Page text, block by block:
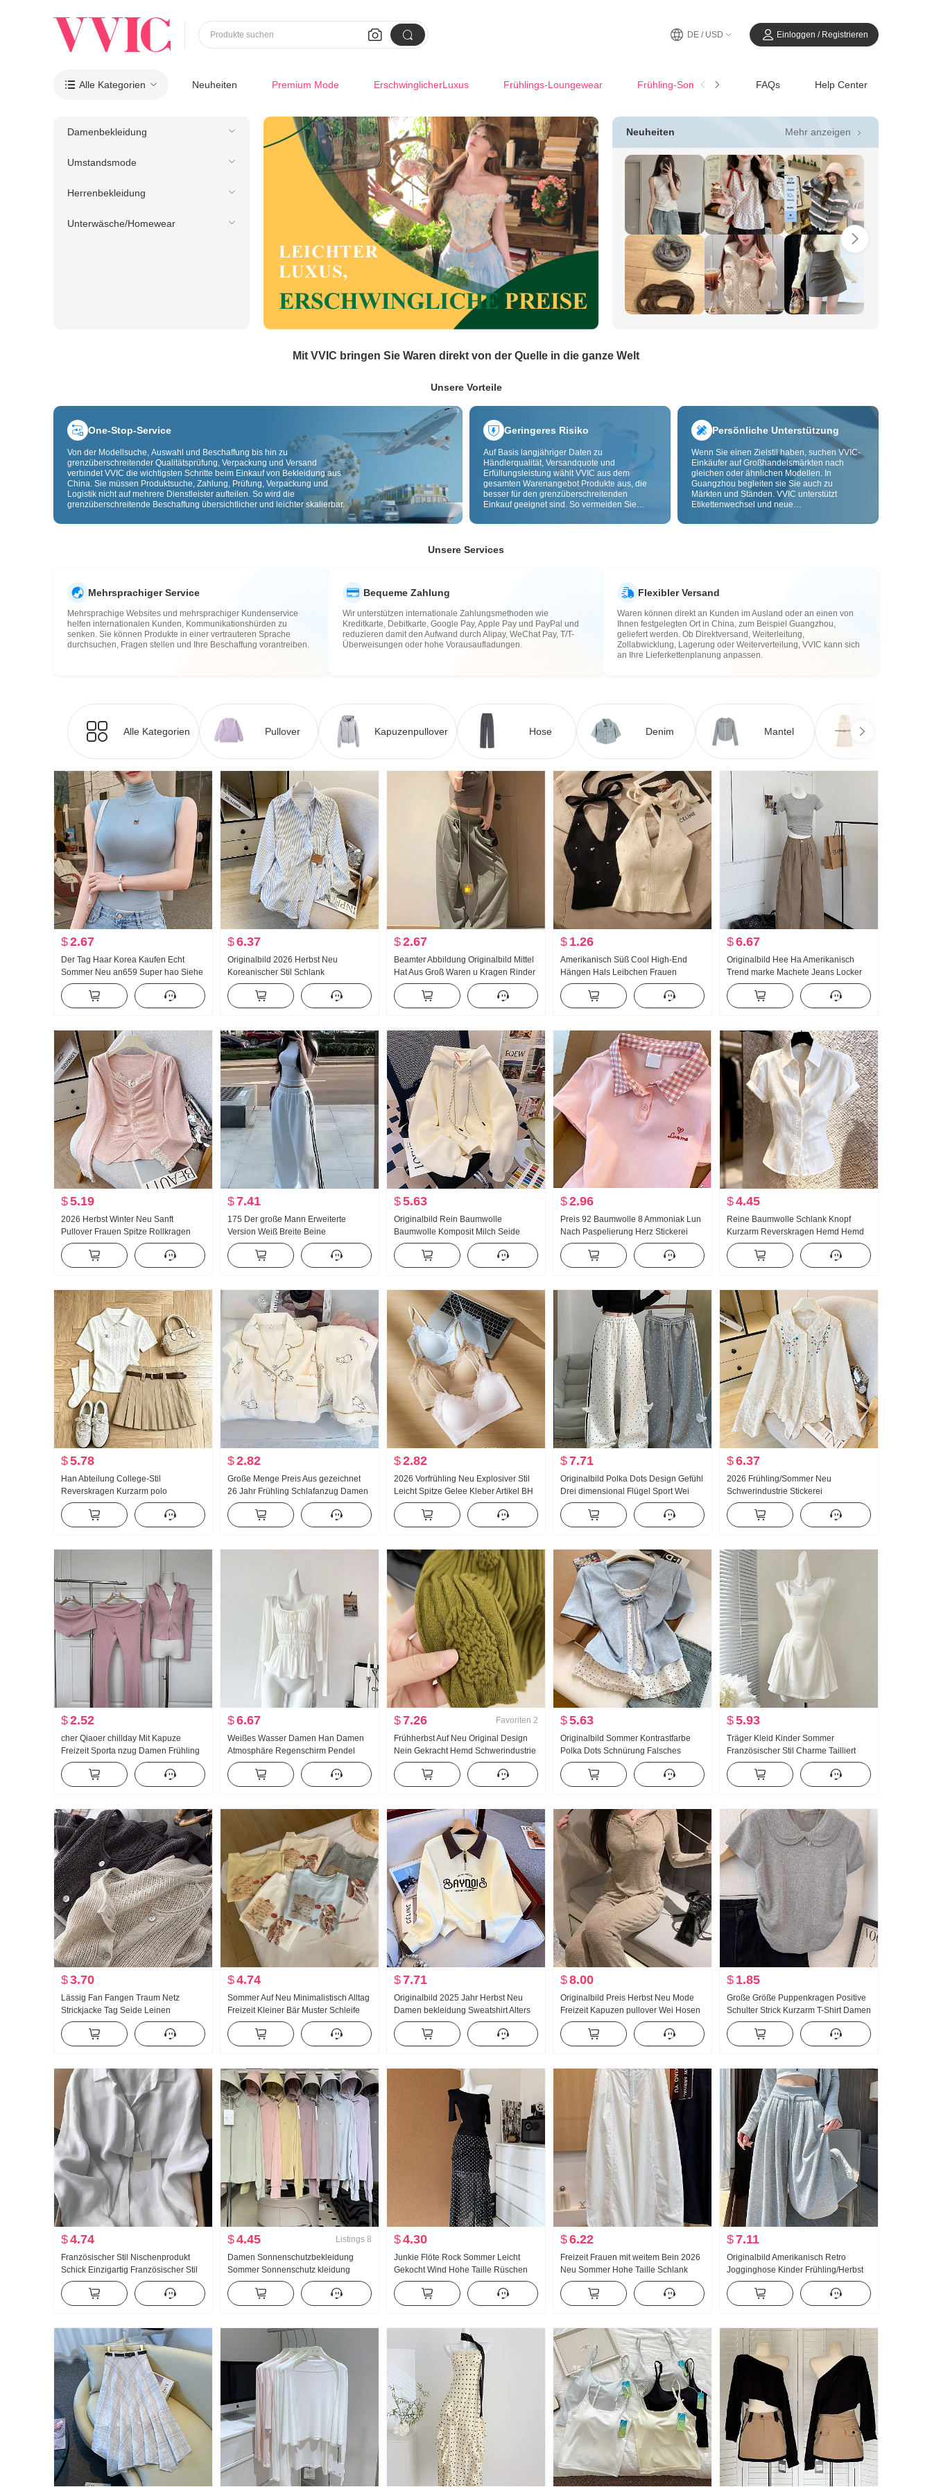
 
Produkte suchen DE / USD Einloggen / Registrieren
 Alle Kategorien Neuheiten Premium Mode ErschwinglicherLuxus Frühlings-Loungewear Frühling-SommerCasual FAQs Help Center
Damenbekleidung
Umstandsmode
Herrenbekleidung
Unterwäsche/Homewear
Neuheiten Mehr anzeigen 
Mit VVIC bringen Sie Waren direkt von der Quelle in die ganze Welt
Unsere Vorteile
One-Stop-Service
Von der Modellsuche, Auswahl und Beschaffung bis hin zu
grenzüberschreitender Qualitätsprüfung, Verpackung und Versand
verbindet VVIC die wichtigsten Schritte beim Einkauf von Bekleidung aus
China. Sie müssen Produktsuche, Zahlung, Prüfung, Verpackung und
Logistik nicht auf mehrere Dienstleister aufteilen. So wird die
grenzüberschreitende Beschaffung übersichtlicher und leichter skalierbar.
Geringeres Risiko
Auf Basis langjähriger Daten zu
Händlerqualität, Versandquote und
Erfüllungsleistung wählt VVIC aus dem
gesamten Warenangebot Produkte aus, die
besser für den grenzüberschreitenden
Einkauf geeignet sind. So vermeiden Sie
riskante Artikel. Cross-Border-
zusätzlich Risiken bei Qualität,
Persönliche Unterstützung
Wenn Sie einen Zielstil haben, suchen VVIC-
Einkäufer auf Großhandelsmärkten nach
gleichen oder ähnlichen Modellen. In
Guangzhou begleiten sie Sie auch zu
Märkten und Ständen. VVIC unterstützt
Etikettenwechsel und neue
Anpassung nach Bild oder Muster, damit Ihre
Unsere Services
Mehrsprachiger Service
Mehrsprachige Websites und mehrsprachiger Kundenservice
helfen internationalen Kunden, Kommunikationshürden zu
senken. Sie können Produkte in einer vertrauteren Sprache
durchsuchen, Fragen stellen und Ihre Beschaffung vorantreiben.
Bequeme Zahlung
Wir unterstützen internationale Zahlungsmethoden wie
Kreditkarte, Debitkarte, Google Pay, Apple Pay und PayPal und
reduzieren damit den Aufwand durch Alipay, WeChat Pay, T/T-
Überweisungen oder hohe Vorausaufladungen.
Flexibler Versand
Waren können direkt an Kunden im Ausland oder an einen von
Ihnen festgelegten Ort in China, zum Beispiel Guangzhou,
geliefert werden. Ob Direktversand, Weiterleitung,
Zollabwicklung, Lagerung oder Weiterverteilung, VVIC kann sich
an Ihre Lieferkettenplanung anpassen.
Alle Kategorien Pullover Kapuzenpullover Hose Denim Mantel
$2.67
Der Tag Haar Korea Kaufen Echt
Sommer Neu an659 Super hao Siehe
Muschel Farbe Mikro Durch
Rollkragen Grundieren T-Shirt
$6.37
Originalbild 2026 Herbst Neu
Koreanischer Stil Schlank
Ausländische Atmosphäre Design
Gefühl Nischenprodukt Gestreift
Tailliert Langarm Hemd Frauen
$2.67
Beamter Abbildung Originalbild Mittel
Hat Aus Groß Waren u Kragen Rinder
knochen Schnalle I-Zeichen Weste
Träger Breite Beine Bodenlang Sport
Lange Hose Anzug
$ 1.26
Amerikanisch Süß Cool High-End
Hängen Hals Leibchen Frauen
Sommer Außerhalb zu tragen
Innerhalb Nehmen Unterhemd Spicy
Girl Strick Bandeau Top
$6.67
Originalbild Hee Ha Amerikanisch
Trend marke Machete Jeans Locker
Breite Beine Freizeit Hose
$5.19
2026 Herbst Winter Neu Sanft
Pullover Frauen Spitze Rollkragen
Verdickt Strickpullover Damen Design
Gefühl Spitze Langarm Top
$7.41
175 Der große Mann Erweiterte
Version Weiß Breite Beine
Jogginghose Damen Frühling/Herbst
Neu Vielseitig kombinierbar Gestreift
Freizeit Bodenlang Hose
$5.63
Originalbild Rein Baumwolle
Baumwolle Komposit Milch Seide
Sweatshirt Damen dünne Ausführung
2025 Herbst Neu Mit Kapuze
Langarm T-Shirt Top
$2.96
Preis 92 Baumwolle 8 Ammoniak Lun
Nach Paspelierung Herz Stickerei
Süß Kurz Polo-Kragen T-Shirt Schlank
Petite Modisch
$4.45
Reine Baumwolle Schlank Knopf
Kurzarm Reverskragen Hemd Hemd
Damen 2026 Sommer Fort geschritten
Gefühl Leicht Luxus Sanft Wind Top
$5.78
Han Abteilung College-Stil
Reverskragen Kurzarm polo
Strickpullover Anzug Damen 2026
Sommer Neu Riese Gut aussehend
Plissee Rock
$2.82
Große Menge Preis Aus gezeichnet
26 Jahr Frühling Schlafanzug Damen
Neu Wolken Baumwolle Langarm
Klein Reverskragen Home Service
Anzug Live-Übertragung Hoch
$2.82
2026 Vorfrühling Neu Explosiver Stil
Leicht Spitze Gelee Kleber Artikel BH
Innerhalb Gürtel Brust Pad Schlank
Weste Frauen
$7.71
Originalbild Polka Dots Design Gefühl
Drei dimensional Flügel Sport Wei
Hosen Damen Neu Leicht Asien Wind
Locker Gerade geschnitten Schlank
Freizeithose
$6.37
2026 Frühling/Sommer Neu
Schwerindustrie Stickerei
Puppenkragen Hemd Frauen
Französischer Stil Retro
Sonnenschutz Strickjacke
$2.52
cher Qiaoer chillday Mit Kapuze
Freizeit Sporta nzug Damen Frühling
Schulterfrei Jacke Schlaghose
Dreiteiliges Set
$6.67
Weißes Wasser Damen Han Damen
Atmosphäre Regenschirm Pendel
Groß u Kragen Träger Zwei Tragen
Design Gefühl Strickjacke Damen
Sommer Schlank Träger Top
$7.26 Favoriten 2
Frühherbst Auf Neu Original Design
Nein Gekracht Hemd Schwerindustrie
Jacquard Strick Top Damen Herbst
Neu Schlank
$5.63
Originalbild Sommer Kontrastfarbe
Polka Dots Schnürung Falsches
Zweiteiler Kurzarm T-Shirt Damen
Sommer Neu Süßer Stil
Nischenprodukt Top
$5.93
Träger Kleid Kinder Sommer
Französischer Stil Charme Tailliert
Schlank Trägerkleid Minirock
$3.70
Lässig Fan Fangen Traum Netz
Strickjacke Tag Seide Leinen
Handarbeit Wählen Loch
Durchbrochen Strick Strickjacke
Damen Klimaanlage Sonnenschutz
$4.74
Sommer Auf Neu Minimalistisch Alltag
Freizeit Kleiner Bär Muster Schleife
Locker Nischenprodukt Kurzarm T-
Shirt Koreanischer Stil Strick Top
$7.71
Originalbild 2025 Jahr Herbst Neu
Damen bekleidung Sweatshirt Alters
reduzierung Die Hälfte
Reißverschluss Mode Polo-Kragen
Freizeit Vielseitig kombinierbar
$8.00
Originalbild Preis Herbst Neu Mode
Freizeit Kapuzen pullover Wei Hosen
Schlank Anzug Sporta nzug Damen
Modisch
$ 1.85
Große Größe Puppenkragen Positive
Schulter Strick Kurzarm T-Shirt Damen
Sommer Design Gefühl Kurz Schlank
Klein Fliegen Ärmel Mitgefühl Top
$4.74
Französischer Stil Nischenprodukt
Schick Einzigartig Französischer Stil
Leicht Gekocht Wind Blau Polo-
Kragen Langarm Hemd Frauen
$4.45 Listings 8
Damen Sonnenschutzbekleidung
Sommer Sonnenschutz kleidung
Nylon dünne Ausführung Eis Seide
Atmungsaktiv Jacke Locker Große
Größe Hoodie
$4.30
Junkie Flöte Rock Sommer Leicht
Gekocht Wind Hohe Taille Rüschen
Schlitz Schwarz Polka Dots Halber
Rock Tag Seide Schräg Schulter
Kleidung
$6.22
Freizeit Frauen mit weitem Bein 2026
Neu Sommer Hohe Taille Schlank
Große Größe Petite Minimalistisch
Locker Neun Punkte Machete Hosen
$7.11
Originalbild Amerikanisch Retro
Jogginghose Kinder Frühling/Herbst
Bauchkontrolle Hohe Taille Abseilen
Gefühl Gerade geschnitten Weite
Hose Student Baumwollgewebe Wei